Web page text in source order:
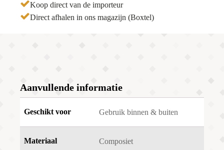
Koop direct van de importeur
Direct afhalen in ons magazijn (Boxtel)
Aanvullende informatie
Geschikt voor Gebruik binnen & buiten
Materiaal Composiet